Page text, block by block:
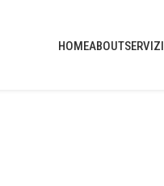
HOMEABOUTSERVIZI